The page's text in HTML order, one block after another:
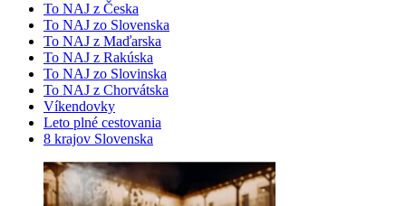
To NAJ z Česka
To NAJ zo Slovenska
To NAJ z Maďarska
To NAJ z Rakúska
To NAJ zo Slovinska
To NAJ z Chorvátska
Víkendovky
Leto plné cestovania
8 krajov Slovenska